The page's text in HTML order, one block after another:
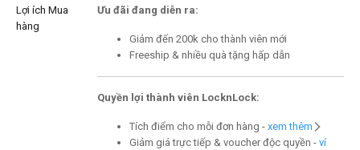
Lợi ích Mua
hàng
Ưu đãi đang diễn ra:
Giảm đến 200k cho thành viên mới
Freeship & nhiều quà tặng hấp dẫn
Quyền lợi thành viên LocknLock:
Tích điểm cho mỗi đơn hàng - xem thêm
Giảm giá trực tiếp & voucher độc quyền - ví